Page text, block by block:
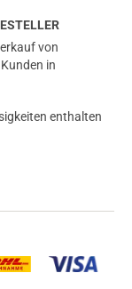
von
in
enthalten